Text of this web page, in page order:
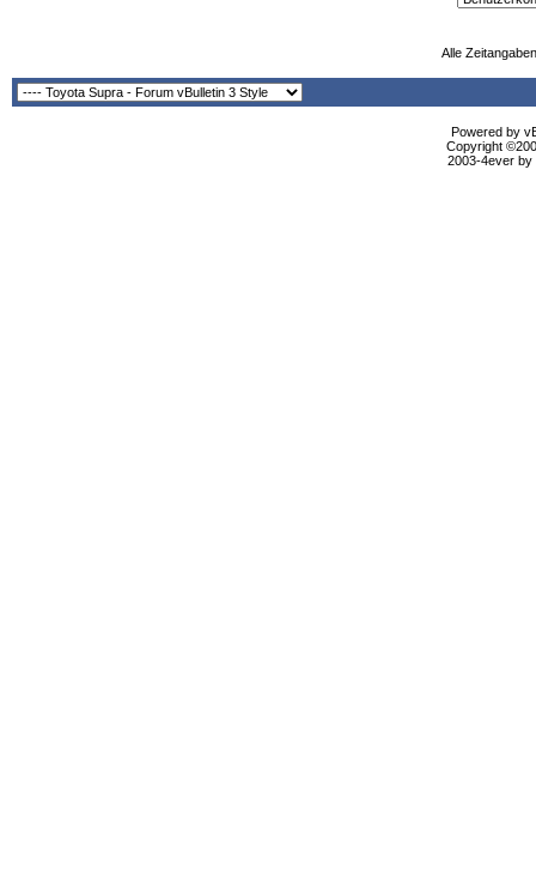
Alle
Powered by
Copyright
2003-4ever by